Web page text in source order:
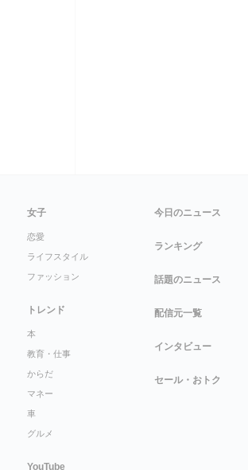
女子
恋愛
ライフスタイル
ファッション
トレンド
本
教育・仕事
からだ
マネー
車
グルメ
YouTube
今日のニュース
ランキング
話題のニュース
配信元一覧
インタビュー
セール・おトク